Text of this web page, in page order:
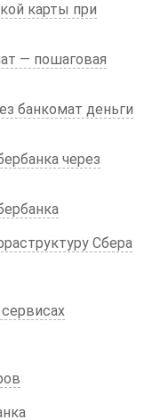
карты при
— пошаговая
банкомат деньги
через
Сбера
сервисах